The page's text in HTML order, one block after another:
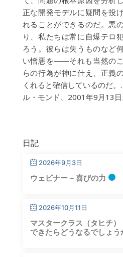
正な開発モデルに疑問を投
れることができるのだ。悪
り、私たちは常に自爆テロ
ろう。彼らは失うものなど
い憎悪を――それも当然の
らの行為が神に仕え、正義
くれると確信しているのだ。.
ル・モンド、2001年9月13日
日記
2026年9月3日
ウェビナー – 喜びの力
2026年10月11日
マスタークラス（タヒチ
できたらどうなるでしょう